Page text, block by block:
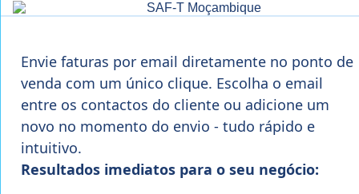
Envie faturas por email diretamente no ponto de
venda com um único clique. Escolha o email
entre os contactos do cliente ou adicione um
novo no momento do envio - tudo rápido e
intuitivo.
Resultados imediatos para o seu negócio: